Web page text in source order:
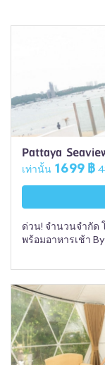
Pattaya
เท่านั้น 1699 ฿
ด่วน! จำนวนจำกัด
พร้อมอาหารเช้า